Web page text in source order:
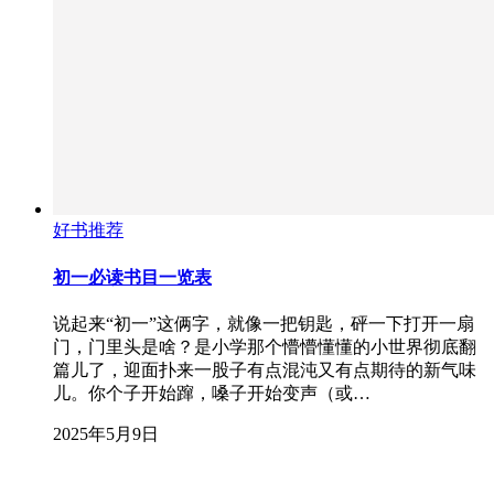
好书推荐
初一必读书目一览表
说起来“初一”这俩字，就像一把钥匙，砰一下打开一扇
门，门里头是啥？是小学那个懵懵懂懂的小世界彻底翻
篇儿了，迎面扑来一股子有点混沌又有点期待的新气味
儿。你个子开始蹿，嗓子开始变声（或…
2025年5月9日